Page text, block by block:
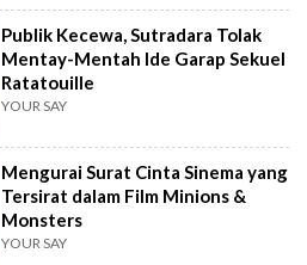
Publik Kecewa, Sutradara Tolak
Mentay-Mentah Ide Garap Sekuel
Ratatouille
YOUR SAY
Mengurai Surat Cinta Sinema yang
Tersirat dalam Film Minions &
Monsters
YOUR SAY